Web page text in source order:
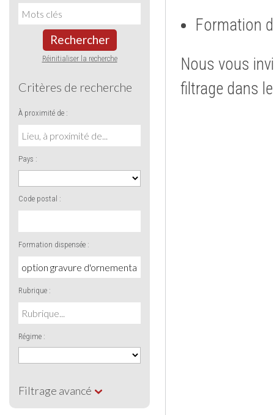
Rechercher
Réinitialiser la recherche
Critères de recherche
À proximité de :
Pays :
Code postal :
Formation dispensée :
Rubrique :
Régime :
Filtrage avancé
Formation
Nous vous
filtrage dans